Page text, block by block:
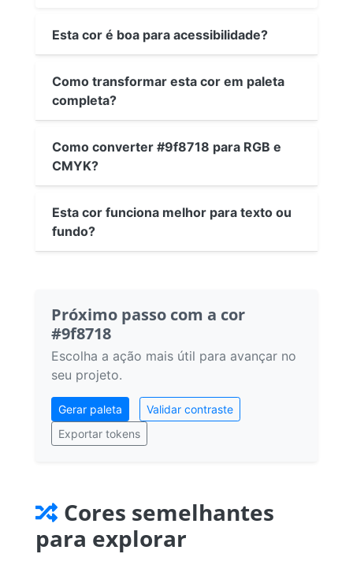
Esta cor é boa para acessibilidade?
Como transformar esta cor em paleta
completa?
Como converter #9f8718 para RGB e
CMYK?
Esta cor funciona melhor para texto ou
fundo?
Próximo passo com a cor
#9f8718
Escolha a ação mais útil para avançar no
seu projeto.
Gerar paleta
Validar contraste
Exportar tokens
Cores semelhantes
para explorar